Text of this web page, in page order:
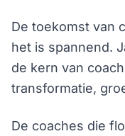
De toekomst van
het is spannend.
de kern van
transformatie,
De coaches die